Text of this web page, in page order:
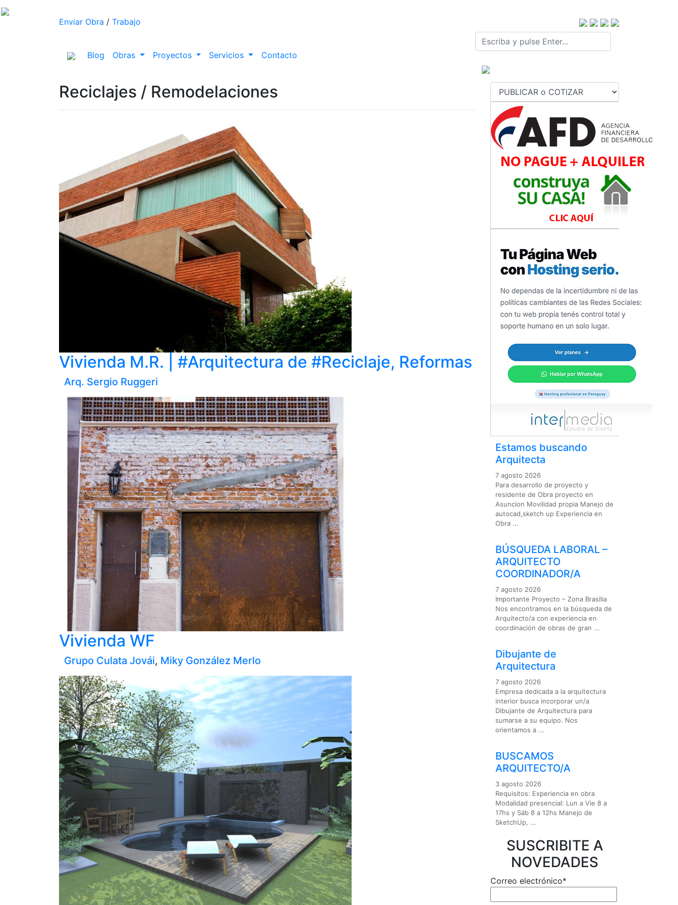
Enviar Obra / Trabajo
Blog (current)
Obras Proyectos Servicios Contacto
Reciclajes / Remodelaciones
Vivienda M.R. | #Arquitectura de #Reciclaje, Reformas
Arq. Sergio Ruggeri
Vivienda WF
Grupo Culata Jovái, Miky González Merlo
Estamos buscando
Arquitecta
7 agosto 2026
Para desarrollo de proyecto y
residente de Obra proyecto en
Asuncion Movilidad propia Manejo de
autocad,sketch up Experiencia en
Obra ...
BÚSQUEDA LABORAL –
ARQUITECTO
COORDINADOR/A
7 agosto 2026
Importante Proyecto – Zona Brasilia
Nos encontramos en la búsqueda de
Arquitecto/a con experiencia en
coordinación de obras de gran ...
Dibujante de
Arquitectura
7 agosto 2026
Empresa dedicada a la arquitectura
interior busca incorporar un/a
Dibujante de Arquitectura para
sumarse a su equipo. Nos
orientamos a ...
BUSCAMOS
ARQUITECTO/A
3 agosto 2026
Requisitos: Experiencia en obra
Modalidad presencial: Lun a Vie 8 a
17hs y Sáb 8 a 12hs Manejo de
SketchUp, ...
SUSCRIBITE A
NOVEDADES
Correo electrónico*